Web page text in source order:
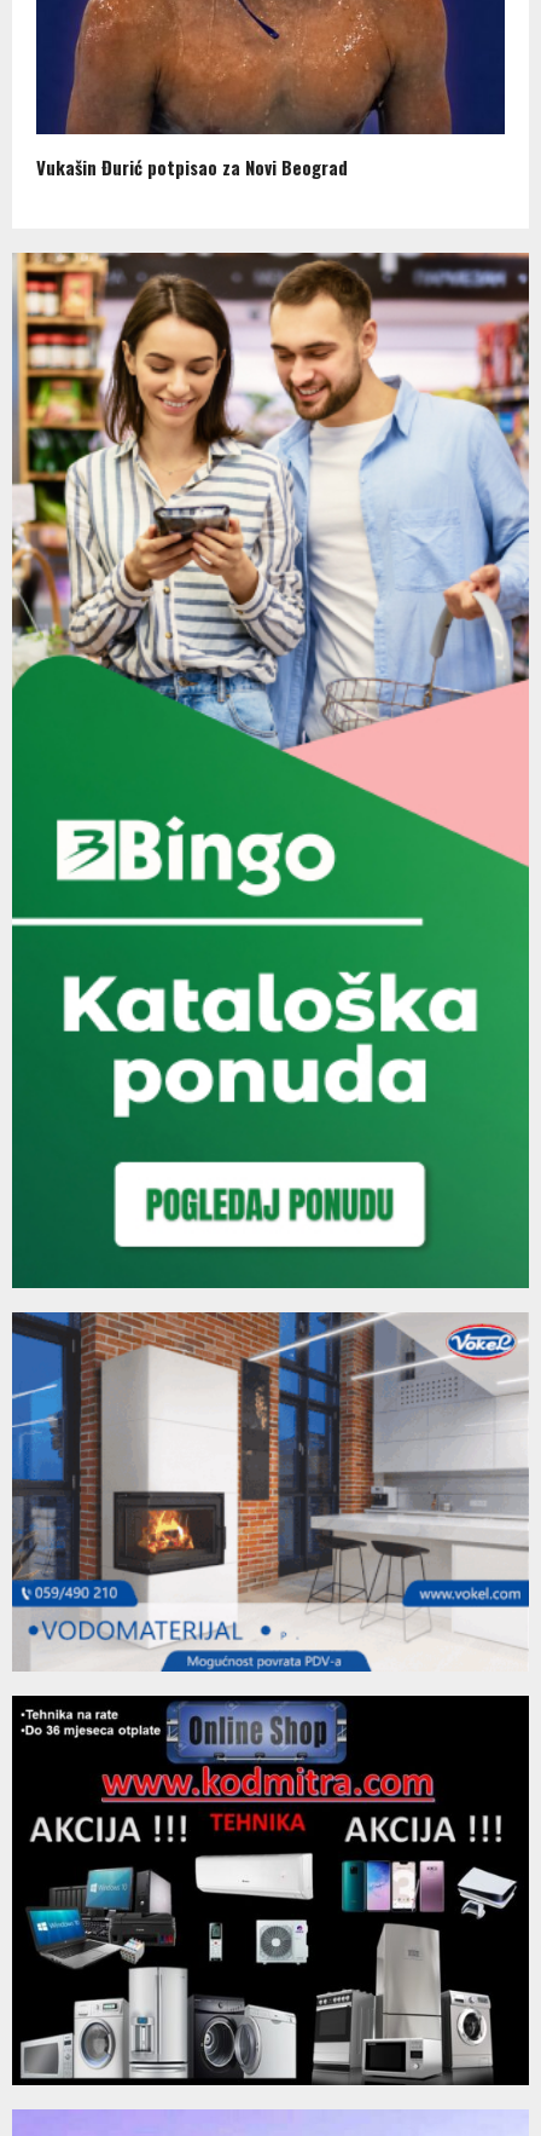
Vukašin Đurić potpisao za Novi Beograd